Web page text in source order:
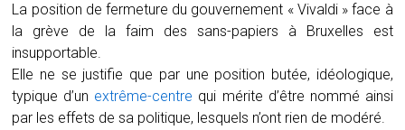
La position de fermeture du gouvernement « Vivaldi » face à
la grève de la faim des sans-papiers à Bruxelles est
insupportable.
Elle ne se justifie que par une position butée, idéologique,
typique d’un extrême-centre qui mérite d’être nommé ainsi
par les effets de sa politique, lesquels n’ont rien de modéré.